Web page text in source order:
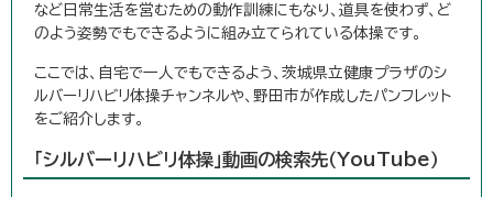
など日常生活を営むための動作訓練にもなり、道具を使わず、ど
のよう姿勢でもできるように組み立てられている体操です。
ここでは、自宅で一人でもできるよう、茨城県立健康プラザのシ
ルバーリハビリ体操チャンネルや、野田市が作成したパンフレット
をご紹介します。
「シルバーリハビリ体操」動画の検索先（YouTube）